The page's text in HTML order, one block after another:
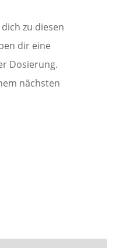
zu diesen
dir eine
Dosierung.
nächsten